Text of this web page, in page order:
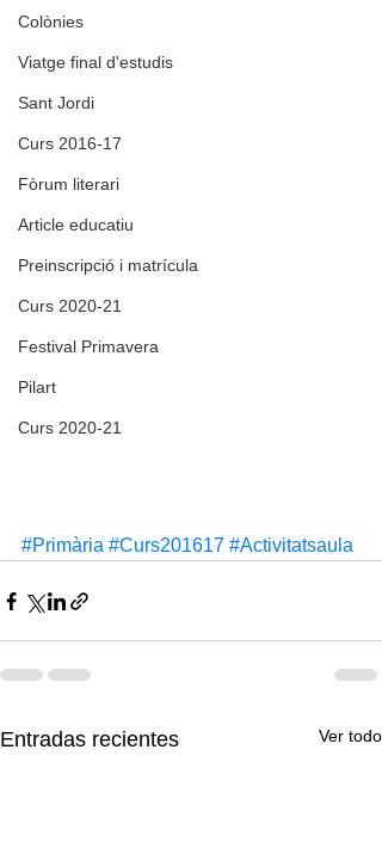
Colònies
Viatge final d'estudis
Sant Jordi
Curs 2016-17
Fòrum literari
Article educatiu
Preinscripció i matrícula
Curs 2020-21
Festival Primavera
Pilart
Curs 2020-21
#Primària #Curs201617 #Activitatsaula
Entradas recientes Ver todo